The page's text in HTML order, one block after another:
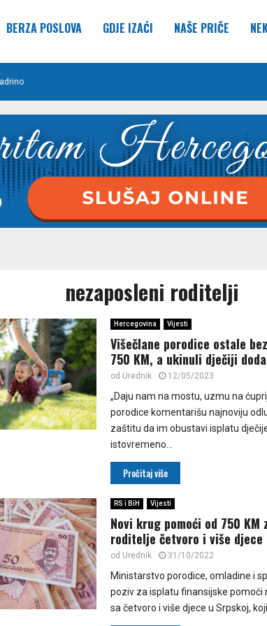
BERZA POSLOVA GDJE IZAĆI NAŠE PRIČE
nezaposleni roditelji
Hercegovina Vijesti
Višečlane porodice ostale
750 KM, a ukinuli dječiji
od Urednik 12/05/2023
„Daju nam na mostu, uzmu na
porodice komentarišu najnoviju
zaštitu da im obustavi isplatu
istovremeno...
Pročitaj više
RS i BiH Vijesti
Novi krug pomoći od 750 KM
roditelje četvoro i više djece
od Urednik 31/10/2022
Ministarstvo porodice, omladine i
poziv za isplatu finansijske
sa četvoro i više djece u Srpskoj,